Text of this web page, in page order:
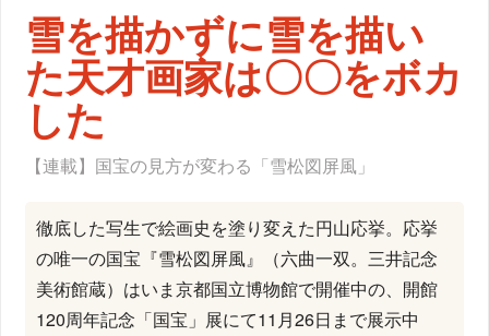
雪を描かずに雪を描い
た天才画家は〇〇をボカ
した
【連載】国宝の見方が変わる「雪松図屏風」
徹底した写生で絵画史を塗り変えた円山応挙。応挙
の唯一の国宝『雪松図屏風』（六曲一双。三井記念
美術館蔵）はいま京都国立博物館で開催中の、開館
120周年記念「国宝」展にて11月26日まで展示中